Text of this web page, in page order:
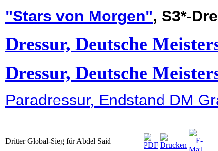
"Stars von Morgen", S3*-
Dressur, Deutsche
Dressur, Deutsche
Paradressur, Endstand DM
Dritter Global-Sieg für Abdel Said